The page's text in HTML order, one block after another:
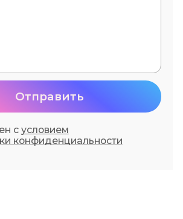
Отправить
с условием
конфиденциальности